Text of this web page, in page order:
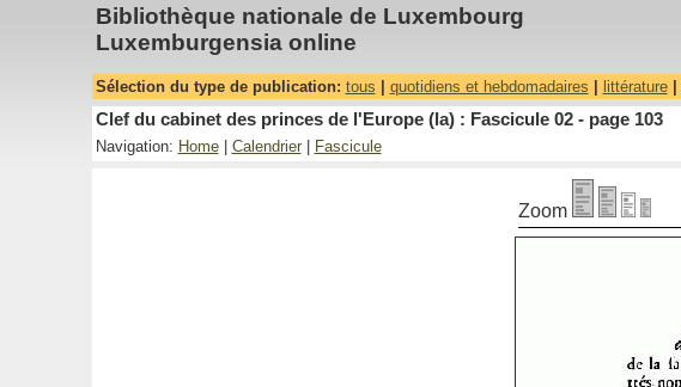
Bibliothèque nationale de Luxembourg
Luxemburgensia online
Sélection du type de publication: tous quotidiens et hebdomadaires littérature|
Clef du cabinet des princes de l'Europe (la) : Fascicule 02 - page 103
Navigation: Home| Calendrier| Fascicule
Zoom